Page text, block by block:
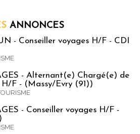
ANNONCES
- Conseiller voyages H/F - CDI
- Alternant(e) Chargé(e) de
H/F - (Massy/Evry (91))
- Conseiller voyages H/F -